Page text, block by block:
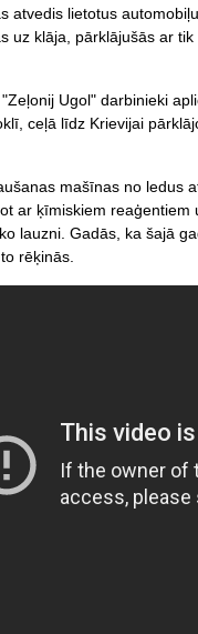
atvedis lietotus
uz klāja, pārklājušās ar
Ugol" darbinieki
ceļā līdz Krievijai
mašīnas no ledus
ar ķīmiskiem
lauzni. Gadās, ka šajā
rēķinās.